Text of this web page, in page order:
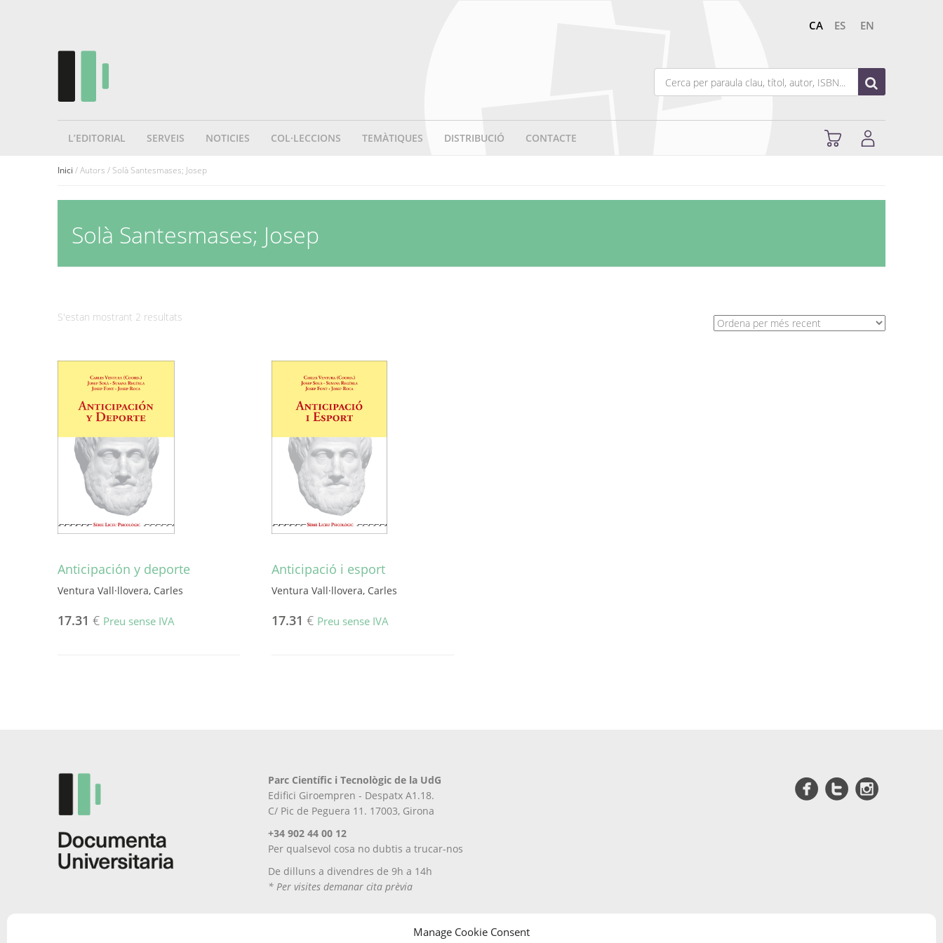
Manage Cookie Consent
CA ES EN
L’EDITORIAL SERVEIS NOTICIES COL·LECCIONS TEMÀTIQUES DISTRIBUCIÓ CONTACTE
Inici / Autors / Solà Santesmases; Josep
Solà Santesmases; Josep
S'estan mostrant 2 resultats
Anticipación y deporte
Ventura Vall·llovera, Carles
17.31 € Preu sense IVA
Anticipació i esport
Ventura Vall·llovera, Carles
17.31 € Preu sense IVA
Parc Científic i Tecnològic de la UdG
Edifici Giroempren - Despatx A1.18.
C/ Pic de Peguera 11. 17003, Girona
+34 902 44 00 12
Per qualsevol cosa no dubtis a trucar-nos
De dilluns a divendres de 9h a 14h
* Per visites demanar cita prèvia